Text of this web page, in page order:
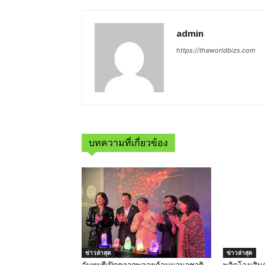
admin
https://theworldbizs.com
บทความที่เกี่ยวข้อง
ข่าวล่าสุด ข่าวล่าสุด